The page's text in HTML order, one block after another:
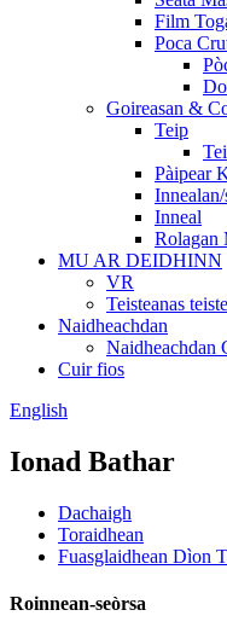
Film
Poca
Goireasan &
Teip
Pàipear
Inneal
Rolagan
MU AR DEIDHINN
VR
Teisteanas
Naidheachdan
Naidheachdan
Cuir fios
English
Ionad Bathar
Dachaigh
Toraidhean
Fuasglaidhean Dìon
Roinnean-seòrsa